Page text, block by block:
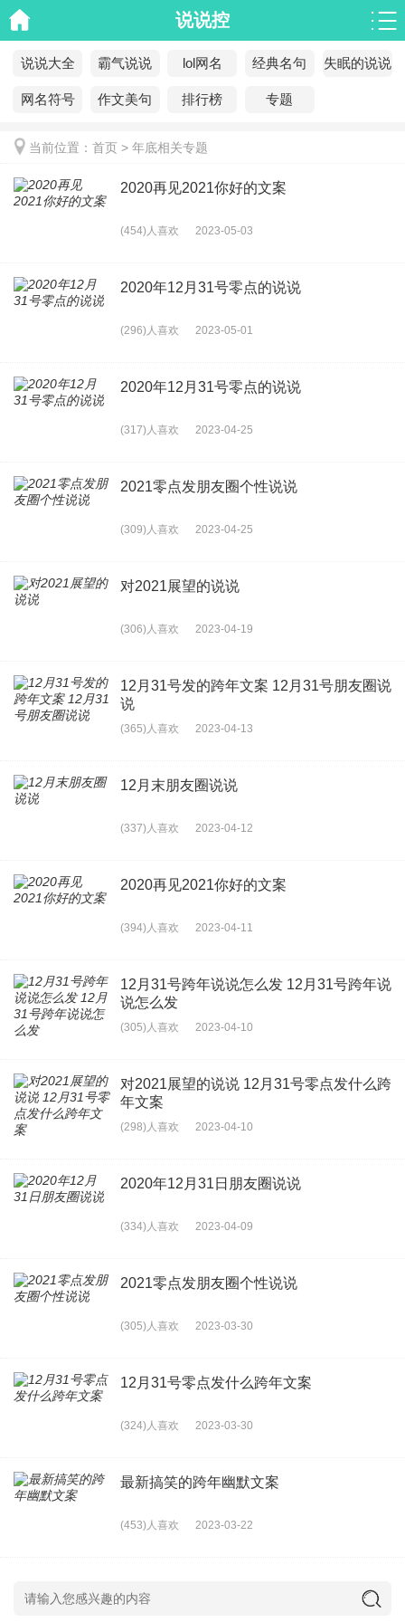
说说控
说说大全 霸气说说 lol网名 经典名句 失眠的说说
网名符号 作文美句 排行榜 专题
当前位置： 首页 > 年底相关专题
2020再见2021你好的文案
(454)人喜欢 2023-05-03
2020年12月31号零点的说说
(296)人喜欢 2023-05-01
2020年12月31号零点的说说
(317)人喜欢 2023-04-25
2021零点发朋友圈个性说说
(309)人喜欢 2023-04-25
对2021展望的说说
(306)人喜欢 2023-04-19
12月31号发的跨年文案 12月31号朋友圈说
说
(365)人喜欢 2023-04-13
12月末朋友圈说说
(337)人喜欢 2023-04-12
2020再见2021你好的文案
(394)人喜欢 2023-04-11
12月31号跨年说说怎么发 12月31号跨年说
说怎么发
(305)人喜欢 2023-04-10
对2021展望的说说 12月31号零点发什么跨
年文案
(298)人喜欢 2023-04-10
2020年12月31日朋友圈说说
(334)人喜欢 2023-04-09
2021零点发朋友圈个性说说
(305)人喜欢 2023-03-30
12月31号零点发什么跨年文案
(324)人喜欢 2023-03-30
最新搞笑的跨年幽默文案
(453)人喜欢 2023-03-22